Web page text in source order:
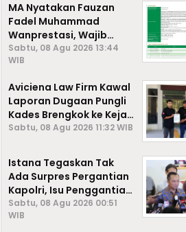
MA Nyatakan Fauzan
Fadel Muhammad
Wanprestasi, Wajib
Bayar Rp2,085 Miliar
Sabtu, 08 Agu 2026 13:44
WIB
Aviciena Law Firm Kawal
Laporan Dugaan Pungli
Kades Brengkok ke Kejari
Lamongan
Sabtu, 08 Agu 2026 11:32 WIB
Istana Tegaskan Tak
Ada Surpres Pergantian
Kapolri, Isu Penggantian
Listyo Sigit Dipastikan
Hoaks
Sabtu, 08 Agu 2026 00:51
WIB